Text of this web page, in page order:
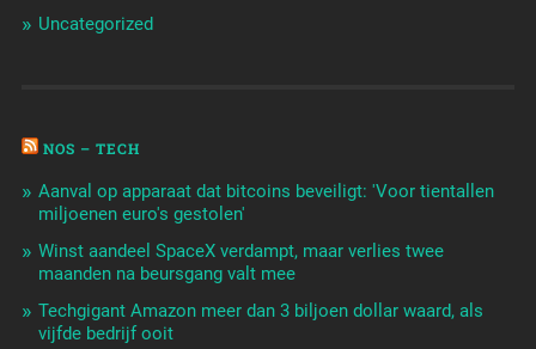
Uncategorized
NOS – TECH
Aanval op apparaat dat bitcoins beveiligt: 'Voor tientallen
miljoenen euro's gestolen'
Winst aandeel SpaceX verdampt, maar verlies twee
maanden na beursgang valt mee
Techgigant Amazon meer dan 3 biljoen dollar waard, als
vijfde bedrijf ooit